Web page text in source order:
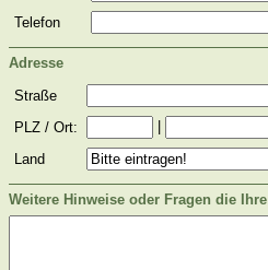
Telefon
Adresse
Straße
PLZ / Ort:
Land
Weitere Hinweise oder Fragen die